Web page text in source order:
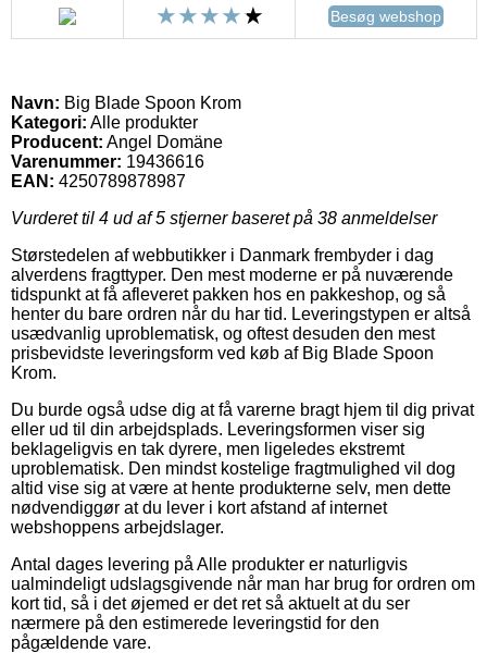
Besøg webshop
Navn: Big Blade Spoon Krom
Kategori: Alle produkter
Producent: Angel Domäne
Varenummer: 19436616
EAN: 4250789878987
Vurderet til 4 ud af 5 stjerner baseret på 38 anmeldelser
Størstedelen af webbutikker i Danmark frembyder i dag
alverdens fragttyper. Den mest moderne er på nuværende
tidspunkt at få afleveret pakken hos en pakkeshop, og så
henter du bare ordren når du har tid. Leveringstypen er altså
usædvanlig uproblematisk, og oftest desuden den mest
prisbevidste leveringsform ved køb af Big Blade Spoon
Krom.
Du burde også udse dig at få varerne bragt hjem til dig privat
eller ud til din arbejdsplads. Leveringsformen viser sig
beklageligvis en tak dyrere, men ligeledes ekstremt
uproblematisk. Den mindst kostelige fragtmulighed vil dog
altid vise sig at være at hente produkterne selv, men dette
nødvendiggør at du lever i kort afstand af internet
webshoppens arbejdslager.
Antal dages levering på Alle produkter er naturligvis
ualmindeligt udslagsgivende når man har brug for ordren om
kort tid, så i det øjemed er det ret så aktuelt at du ser
nærmere på den estimerede leveringstid for den
pågældende vare.